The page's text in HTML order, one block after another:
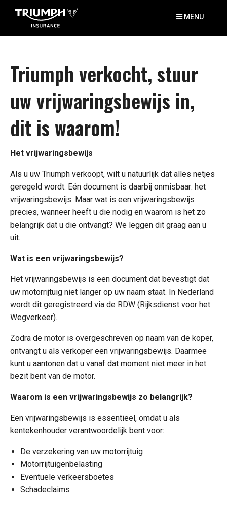
MENU
Triumph verkocht, stuur
uw vrijwaringsbewijs in,
dit is waarom!
Het vrijwaringsbewijs
Als u uw Triumph verkoopt, wilt u natuurlijk dat alles netjes
geregeld wordt. Eén document is daarbij onmisbaar: het
vrijwaringsbewijs. Maar wat is een vrijwaringsbewijs
precies, wanneer heeft u die nodig en waarom is het zo
belangrijk dat u die ontvangt? We leggen dit graag aan u
uit.
Wat is een vrijwaringsbewijs?
Het vrijwaringsbewijs is een document dat bevestigt dat
uw motorrijtuig niet langer op uw naam staat. In Nederland
wordt dit geregistreerd via de RDW (Rijksdienst voor het
Wegverkeer).
Zodra de motor is overgeschreven op naam van de koper,
ontvangt u als verkoper een vrijwaringsbewijs. Daarmee
kunt u aantonen dat u vanaf dat moment niet meer in het
bezit bent van de motor.
Waarom is een vrijwaringsbewijs zo belangrijk?
Een vrijwaringsbewijs is essentieel, omdat u als
kentekenhouder verantwoordelijk bent voor:
De verzekering van uw motorrijtuig
Motorrijtuigenbelasting
Eventuele verkeersboetes
Schadeclaims